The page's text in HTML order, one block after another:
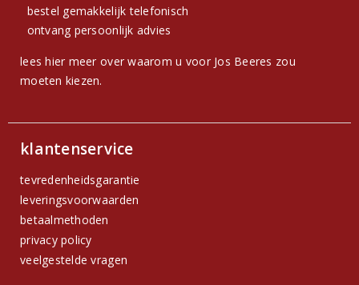
bestel gemakkelijk telefonisch
ontvang persoonlijk advies
lees hier meer over waarom u voor Jos Beeres zou
moeten kiezen.
klantenservice
tevredenheidsgarantie
leveringsvoorwaarden
betaalmethoden
privacy policy
veelgestelde vragen